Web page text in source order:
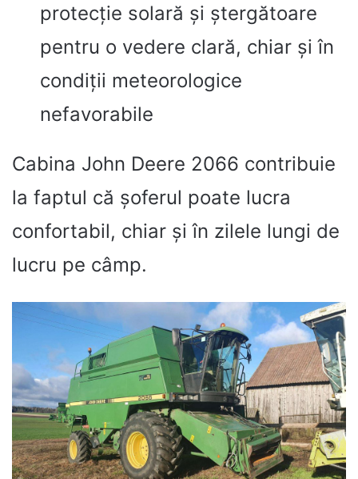
protecție solară și ștergătoare
pentru o vedere clară, chiar și în
condiții meteorologice
nefavorabile
Cabina John Deere 2066 contribuie
la faptul că șoferul poate lucra
confortabil, chiar și în zilele lungi de
lucru pe câmp.